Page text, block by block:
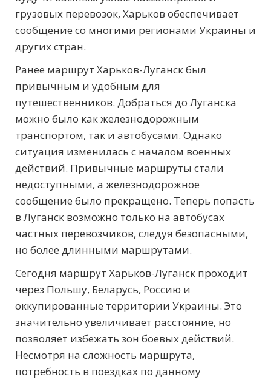
грузовых перевозок, Харьков обеспечивает
сообщение со многими регионами Украины и
других стран.
Ранее маршрут Харьков-Луганск был
привычным и удобным для
путешественников. Добраться до Луганска
можно было как железнодорожным
транспортом, так и автобусами. Однако
ситуация изменилась с началом военных
действий. Привычные маршруты стали
недоступными, а железнодорожное
сообщение было прекращено. Теперь попасть
в Луганск возможно только на автобусах
частных перевозчиков, следуя безопасными,
но более длинными маршрутами.
Сегодня маршрут Харьков-Луганск проходит
через Польшу, Беларусь, Россию и
оккупированные территории Украины. Это
значительно увеличивает расстояние, но
позволяет избежать зон боевых действий.
Несмотря на сложность маршрута,
потребность в поездках по данному